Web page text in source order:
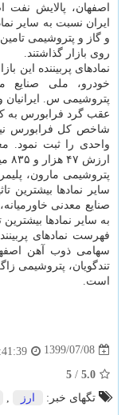
اصفهان، پالایش نفت
ایران نسبت به سایر
و گاز و پتروشیمی تامین
روی بازار گذاشتند.
نمادهای پربیننده این
خودرو، ملی صنایع
پتروشیمی س. ایرانیان
عقب گرد فرابورس به کانال ۱۷
ارزش ۴۷ هزار و ۸۳۵ میلیارد ریال انجام دادند.
پتروشیمی مارون،
سایر نمادها بیشترین
صنایع معدنی
به سایر نمادها بیشترین
فهرست نمادهای
سهامی ذوب آهن
تندگویان، پتروشیمی
است.
1399/07/08
5.0
/
5
تگهای خبر:
ارز